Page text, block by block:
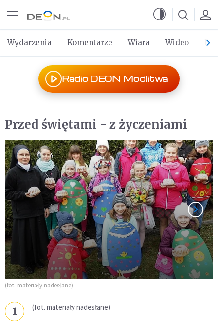
Wydarzenia Komentarze Wiara Wideo Po
Radio DEON Modlitwa
Przed świętami - z życzeniami
(fot. materiały nadesłane)
1 (fot. materiały nadesłane)